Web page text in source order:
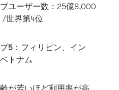
ユーザー数 ：25億8,000
/世界第4位
5 ：フィリピン、イン
トナム